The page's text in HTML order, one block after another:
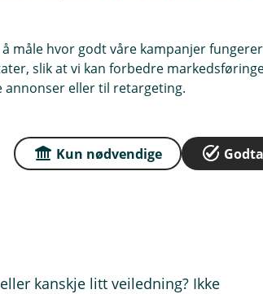
igjen etter påske
13.30 blir derfor gjennomført 7.
bruke
kanskje litt veiledning? Ikke
måle hvor godt våre kampanjer
slik at vi kan forbedre
annonser eller til retargeting.
Kun nødvendige